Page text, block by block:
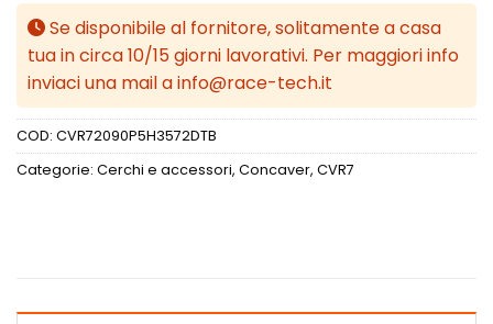
Se disponibile al fornitore, solitamente a casa
tua in circa 10/15 giorni lavorativi. Per maggiori info
inviaci una mail a info@race-tech.it
COD: CVR72090P5H3572DTB
Categorie: Cerchi e accessori, Concaver, CVR7